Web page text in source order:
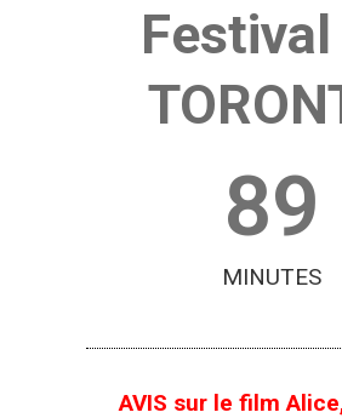
89
MINUTES
AVIS sur le film